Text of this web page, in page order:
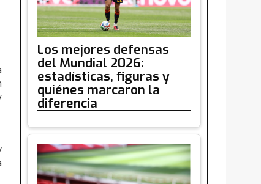
Los mejores defensas
del Mundial 2026:
estadísticas, figuras y
quiénes marcaron la
diferencia